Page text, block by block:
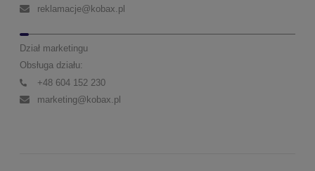
reklamacje@kobax.pl
Dział marketingu
Obsługa działu:
+48 604 152 230
marketing@kobax.pl